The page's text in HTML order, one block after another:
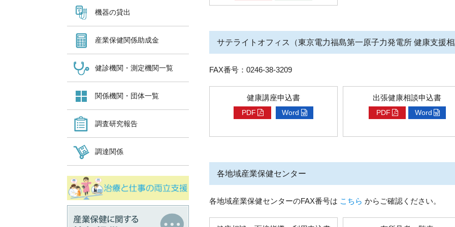
サテライトオフィス（東京電力福島第一原子力発電所 健
FAX番号：0246-38-3209
健康講座申込書
PDF Word
出張健康相談申込書
PDF Word
各地域産業保健センター
各地域産業保健センターのFAX番号は こちら からご確認ください。
機器の貸出
産業保健関係助成金
健診機関・測定機関一覧
関係機関・団体一覧
調査研究報告
調達関係